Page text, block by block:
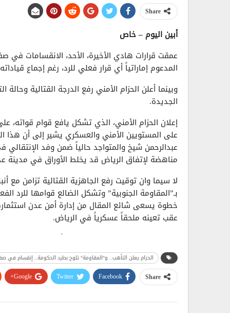
Share
أبين اليوم – خاص
عمقت قرارات هادي الأخيرة، الأحد، الانقسامات
المدعوم إماراتياً أي قرار فعلي للرد، رغم إجماع
وبينما أعلن الحزام الأمني رفع الدرجة القتالية
الجديدة.
إعلان الحزام الأمني، الذي تشكل يافع قوام
على المستويين الأمني والعسكري يشير إلى أن هذا
عبدالرحمن شيخ والمتواجد حالياً ضمن وفد
مناهضة لإتفاق الرياض قد يخلط الأوراق في مدينة
لا سيما وان توقيت رفع الجاهزية القتالية تزامن
بـ”المقاومة الجنوبية” وتشكل الضالع قوامها
خطوة يسعى شائع المقال من إدارة أمن عدن
عقب تعينه ملحقاً عسكرياً في الرياض.
هذه التحركات قد تكون واحدة من أسباب فشل
الحكومية والقيادية بالرد على قرارات هادي التي مر
الرسمي علي الكثيري توعد فيها بالرد وهي خطوة
أظهرت إستياء واسع من القرارات التي خالفت الدستور
الحزام يعلن التأهب.. و“المقاومة“ تلوح بطرد الحكومة.. إنقسام في
Share
Facebook
Twitter
Google+